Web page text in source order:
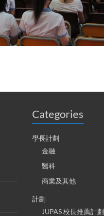
Categories
學長計劃
金融
醫科
商業及其他
計劃
JUPAS 校長推薦計劃